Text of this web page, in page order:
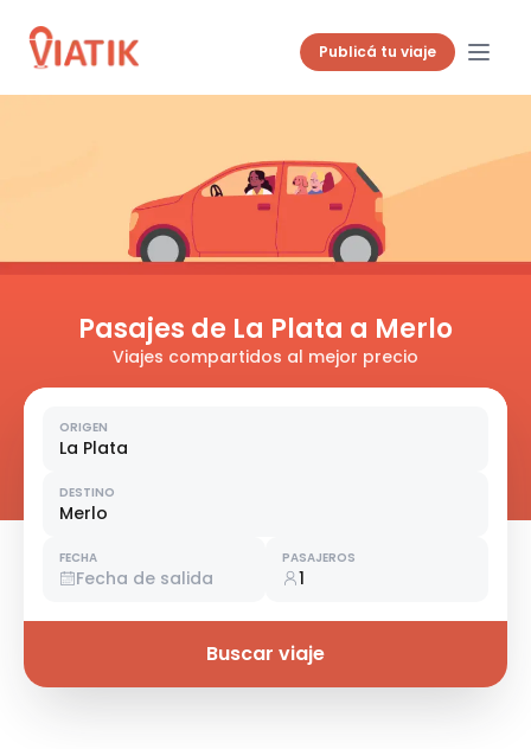
Publicá tu viaje
Pasajes de La Plata a Merlo
Viajes compartidos al mejor precio
ORIGEN
La Plata
DESTINO
Merlo
FECHA
Fecha de salida
PASAJEROS
1
Buscar viaje